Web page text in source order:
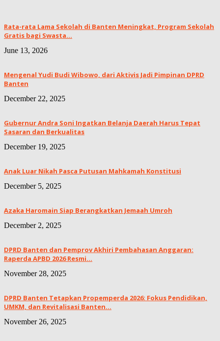
Rata-rata Lama Sekolah di Banten Meningkat, ‎Program Sekolah
Gratis bagi Swasta...
June 13, 2026
Mengenal Yudi Budi Wibowo, dari Aktivis Jadi Pimpinan DPRD
Banten
December 22, 2025
Gubernur Andra Soni Ingatkan Belanja Daerah Harus Tepat
Sasaran dan Berkualitas
December 19, 2025
Anak Luar Nikah Pasca Putusan Mahkamah Konstitusi
December 5, 2025
Azaka Haromain Siap Berangkatkan Jemaah Umroh
December 2, 2025
DPRD Banten dan Pemprov Akhiri Pembahasan Anggaran:
Raperda APBD 2026 Resmi...
November 28, 2025
DPRD Banten Tetapkan Propemperda 2026: Fokus Pendidikan,
UMKM, dan Revitalisasi Banten...
November 26, 2025